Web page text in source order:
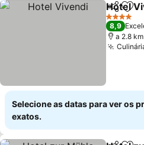
Partilhar
Hotel
4 Estrelas
8,9
a 2.8
Selecione as datas para ver os
exatos.